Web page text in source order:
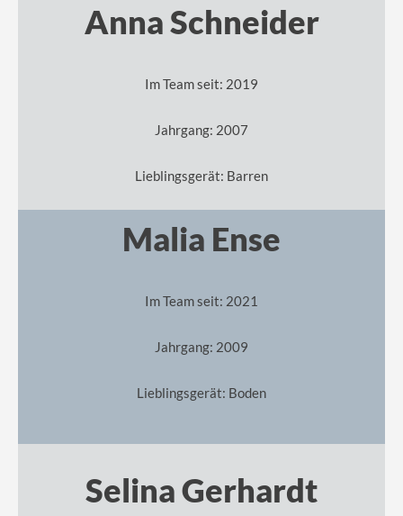
Anna Schneider
Im Team seit: 2019
Jahrgang: 2007
Lieblingsgerät: Barren
Malia Ense
Im Team seit: 2021
Jahrgang: 2009
Lieblingsgerät: Boden
Selina Gerhardt